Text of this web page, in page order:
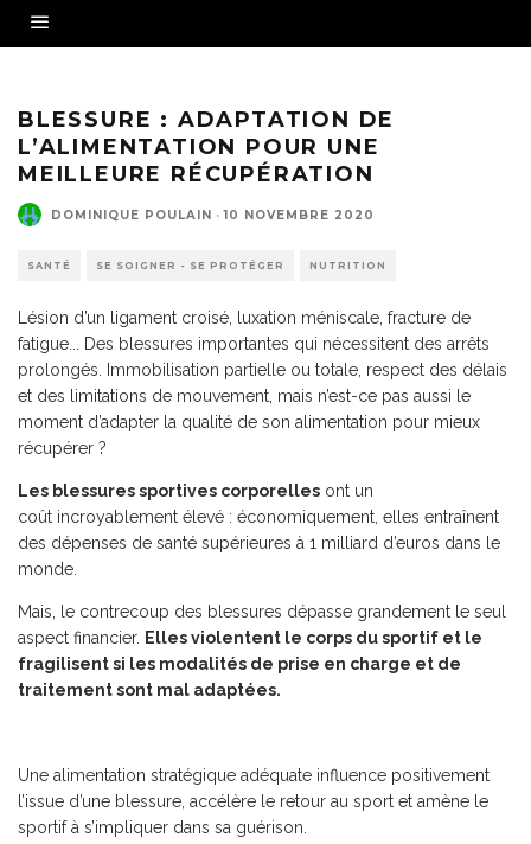
BLESSURE : ADAPTATION DE
L’ALIMENTATION POUR UNE
MEILLEURE RÉCUPÉRATION
DOMINIQUE POULAIN · 10 NOVEMBRE 2020
SANTÉ SE SOIGNER - SE PROTÉGER NUTRITION
Lésion d’un ligament croisé, luxation méniscale, fracture de
fatigue... Des blessures importantes qui nécessitent des arrêts
prolongés. Immobilisation partielle ou totale, respect des délais
et des limitations de mouvement, mais n’est-ce pas aussi le
moment d’adapter la qualité de son alimentation pour mieux
récupérer ?
Les blessures sportives corporelles ont un
coût incroyablement élevé : économiquement, elles entraînent
des dépenses de santé supérieures à 1 milliard d’euros dans le
monde.
Mais, le contrecoup des blessures dépasse grandement le seul
aspect financier. Elles violentent le corps du sportif et le
fragilisent si les modalités de prise en charge et de
traitement sont mal adaptées.
Une alimentation stratégique adéquate influence positivement
l’issue d’une blessure, accélère le retour au sport et amène le
sportif à s’impliquer dans sa guérison.